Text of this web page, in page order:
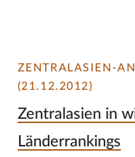
ZENTRALASIEN-
(21.12.2012)
Zentralasien in
Länderrankings